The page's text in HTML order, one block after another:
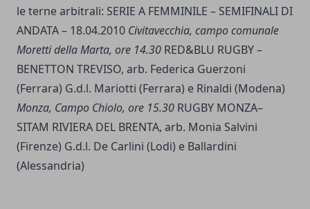
le terne arbitrali: SERIE A FEMMINILE – SEMIFINALI DI
ANDATA – 18.04.2010 Civitavecchia, campo comunale
Moretti della Marta, ore 14.30 RED&BLU RUGBY –
BENETTON TREVISO, arb. Federica Guerzoni
(Ferrara) G.d.l. Mariotti (Ferrara) e Rinaldi (Modena)
Monza, Campo Chiolo, ore 15.30 RUGBY MONZA–
SITAM RIVIERA DEL BRENTA, arb. Monia Salvini
(Firenze) G.d.l. De Carlini (Lodi) e Ballardini
(Alessandria)